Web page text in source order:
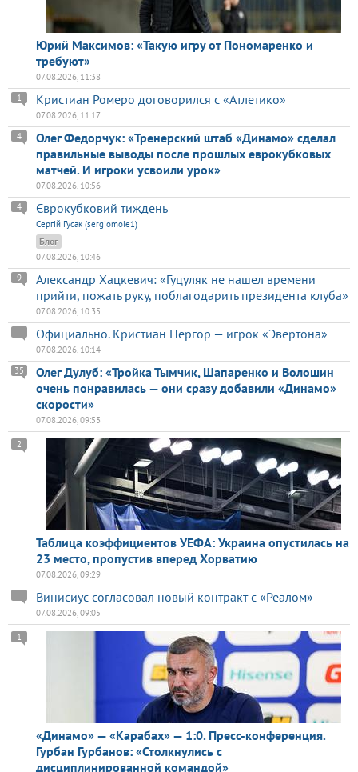
Юрий Максимов: «Такую игру от Пономаренко и
требуют»
07.08.2026, 11:38
Кристиан Ромеро договорился с «Атлетико»
1
07.08.2026, 11:17
Олег Федорчук: «Тренерский штаб «Динамо» сделал
правильные выводы после прошлых еврокубковых
матчей. И игроки усвоили урок»
4
07.08.2026, 10:56
Єврокубковий тиждень
4
Сергій Гусак (sergiomole1)
Блог
07.08.2026, 10:46
Александр Хацкевич: «Гуцуляк не нашел времени
прийти, пожать руку, поблагодарить президента клуба»
9
07.08.2026, 10:35
Официально. Кристиан Нёргор — игрок «Эвертона»
07.08.2026, 10:14
Олег Дулуб: «Тройка Тымчик, Шапаренко и Волошин
очень понравилась — они сразу добавили «Динамо»
скорости»
35
07.08.2026, 09:53
Таблица коэффициентов УЕФА: Украина опустилась на
23 место, пропустив вперед Хорватию
2
07.08.2026, 09:29
Винисиус согласовал новый контракт с «Реалом»
07.08.2026, 09:05
«Динамо» — «Карабах» — 1:0. Пресс-конференция.
Гурбан Гурбанов: «Столкнулись с
дисциплинированной командой»
1